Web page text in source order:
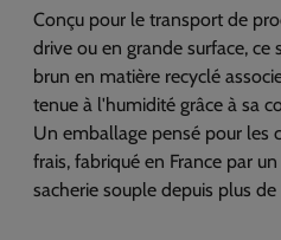
Conçu pour le transport de
drive ou en grande surface, ce
brun en matière recyclé
tenue à l'humidité grâce à sa
Un emballage pensé pour les
frais, fabriqué en France par
sacherie souple depuis plus